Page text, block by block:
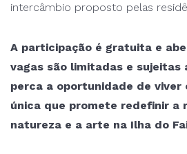
intercâmbio proposto pelas
A participação é gratuita e
vagas são limitadas e sujeitas
perca a oportunidade de viver
única que promete redefinir a
natureza e a arte na Ilha do